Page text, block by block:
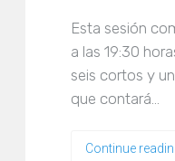
Esta sesión
a las 19:30
seis cortos y
que contará…
Continue